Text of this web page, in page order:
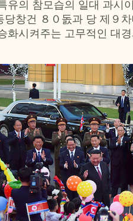
유의 참모습의 일대 과시
당창건 ８０돐과 당 제９
화시켜주는 고무적인 대